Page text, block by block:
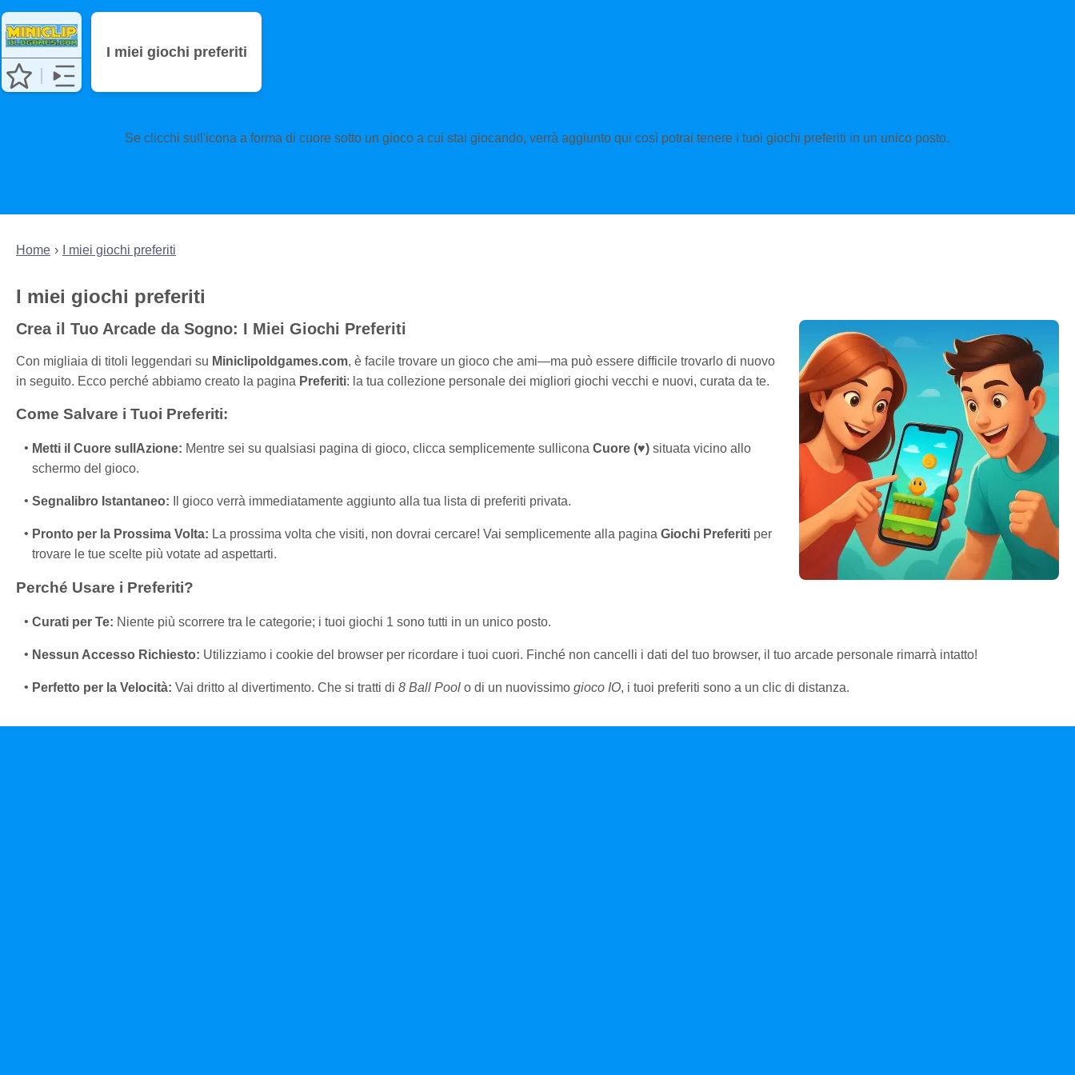
Home I miei giochi preferiti
I miei giochi preferiti
Crea il Tuo Arcade da Sogno: I Miei Giochi Preferiti
Con migliaia di titoli leggendari su Miniclipoldgames.com, è facile trovare un gioco che ami—ma può essere difficile trovarlo di nuovo
in seguito. Ecco perché abbiamo creato la pagina Preferiti: la tua collezione personale dei migliori giochi vecchi e nuovi, curata da te.
Come Salvare i Tuoi Preferiti:
Metti il Cuore sullAzione: Mentre sei su qualsiasi pagina di gioco, clicca semplicemente sullicona Cuore (♥) situata vicino allo
schermo del gioco.
Segnalibro Istantaneo: Il gioco verrà immediatamente aggiunto alla tua lista di preferiti privata.
Pronto per la Prossima Volta: La prossima volta che visiti, non dovrai cercare! Vai semplicemente alla pagina Giochi Preferiti per
trovare le tue scelte più votate ad aspettarti.
Perché Usare i Preferiti?
Curati per Te: Niente più scorrere tra le categorie; i tuoi giochi 1 sono tutti in un unico posto.
Nessun Accesso Richiesto: Utilizziamo i cookie del browser per ricordare i tuoi cuori. Finché non cancelli i dati del tuo browser, il tuo arcade personale rimarrà intatto!
Perfetto per la Velocità: Vai dritto al divertimento. Che si tratti di 8 Ball Pool o di un nuovissimo gioco IO, i tuoi preferiti sono a un clic di distanza.
I miei giochi preferiti
Se clicchi sull'icona a forma di cuore sotto un gioco a cui stai giocando, verrà aggiunto qui così potrai tenere i tuoi giochi preferiti in un unico posto.